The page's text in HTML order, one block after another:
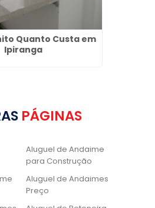
Quanto Custa em
Ipiranga
PÁGINAS
Aluguel de Andaime
para Construção
Aluguel de Andaimes
Preço